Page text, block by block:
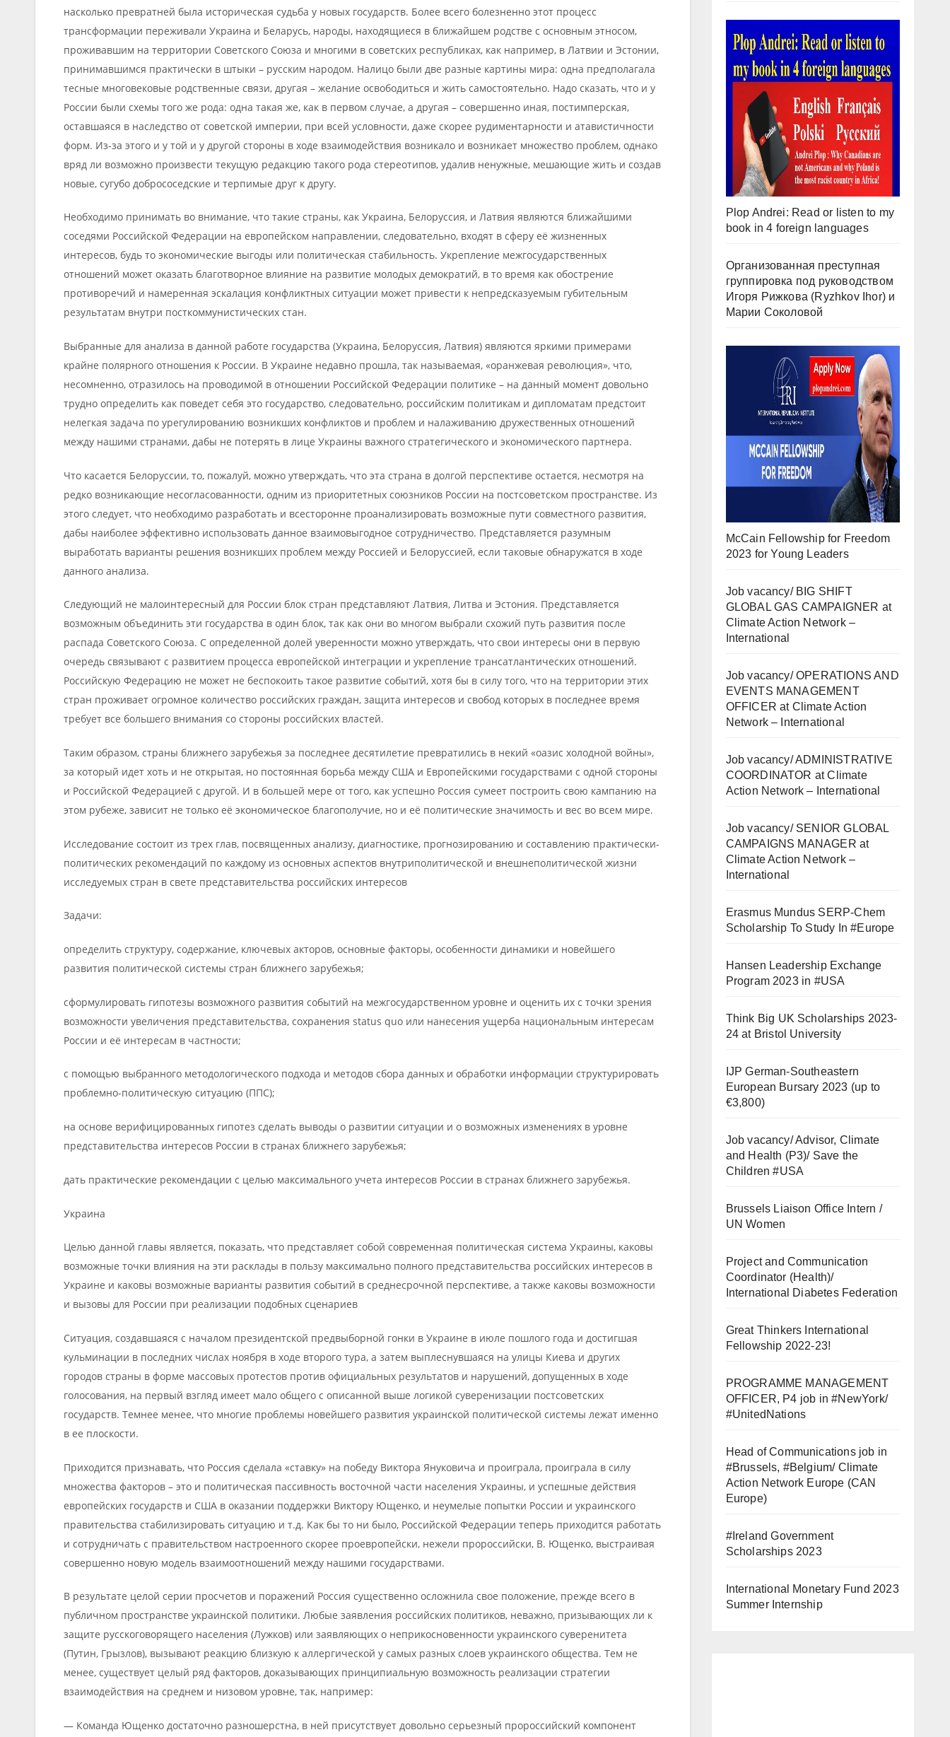
насколько превратней была историческая судьба у новых государств. Более всего болезненно этот процесс
трансформации переживали Украина и Беларусь, народы, находящиеся в ближайшем родстве с основным этносом,
проживавшим на территории Советского Союза и многими в советских республиках, как например, в Латвии и Эстонии,
принимавшимся практически в штыки – русским народом. Налицо были две разные картины мира: одна предполагала
тесные многовековые родственные связи, другая – желание освободиться и жить самостоятельно. Надо сказать, что и у
России были схемы того же рода: одна такая же, как в первом случае, а другая – совершенно иная, постимперская,
оставшаяся в наследство от советской империи, при всей условности, даже скорее рудиментарности и атавистичности
форм. Из-за этого и у той и у другой стороны в ходе взаимодействия возникало и возникает множество проблем, однако
вряд ли возможно произвести текущую редакцию такого рода стереотипов, удалив ненужные, мешающие жить и создав
новые, сугубо добрососедские и терпимые друг к другу.
Необходимо принимать во внимание, что такие страны, как Украина, Белоруссия, и Латвия являются ближайшими
соседями Российской Федерации на европейском направлении, следовательно, входят в сферу её жизненных
интересов, будь то экономические выгоды или политическая стабильность. Укрепление межгосударственных
отношений может оказать благотворное влияние на развитие молодых демократий, в то время как обострение
противоречий и намеренная эскалация конфликтных ситуации может привести к непредсказуемым губительным
результатам внутри посткоммунистических стан.
Выбранные для анализа в данной работе государства (Украина, Белоруссия, Латвия) являются яркими примерами
крайне полярного отношения к России. В Украине недавно прошла, так называемая, «оранжевая революция», что,
несомненно, отразилось на проводимой в отношении Российской Федерации политике – на данный момент довольно
трудно определить как поведет себя это государство, следовательно, российским политикам и дипломатам предстоит
нелегкая задача по урегулированию возникших конфликтов и проблем и налаживанию дружественных отношений
между нашими странами, дабы не потерять в лице Украины важного стратегического и экономического партнера.
Что касается Белоруссии, то, пожалуй, можно утверждать, что эта страна в долгой перспективе остается, несмотря на
редко возникающие несогласованности, одним из приоритетных союзников России на постсоветском пространстве. Из
этого следует, что необходимо разработать и всесторонне проанализировать возможные пути совместного развития,
дабы наиболее эффективно использовать данное взаимовыгодное сотрудничество. Представляется разумным
выработать варианты решения возникших проблем между Россией и Белоруссией, если таковые обнаружатся в ходе
данного анализа.
Следующий не малоинтересный для России блок стран представляют Латвия, Литва и Эстония. Представляется
возможным объединить эти государства в один блок, так как они во многом выбрали схожий путь развития после
распада Советского Союза. С определенной долей уверенности можно утверждать, что свои интересы они в первую
очередь связывают с развитием процесса европейской интеграции и укрепление трансатлантических отношений.
Российскую Федерацию не может не беспокоить такое развитие событий, хотя бы в силу того, что на территории этих
стран проживает огромное количество российских граждан, защита интересов и свобод которых в последнее время
требует все большего внимания со стороны российских властей.
Таким образом, страны ближнего зарубежья за последнее десятилетие превратились в некий «оазис холодной войны»,
за который идет хоть и не открытая, но постоянная борьба между США и Европейскими государствами с одной стороны
и Российской Федерацией с другой. И в большей мере от того, как успешно Россия сумеет построить свою кампанию на
этом рубеже, зависит не только её экономическое благополучие, но и её политические значимость и вес во всем мире.
Исследование состоит из трех глав, посвященных анализу, диагностике, прогнозированию и составлению практически-
политических рекомендаций по каждому из основных аспектов внутриполитической и внешнеполитической жизни
исследуемых стран в свете представительства российских интересов
Задачи:
определить структуру, содержание, ключевых акторов, основные факторы, особенности динамики и новейшего
развития политической системы стран ближнего зарубежья;
сформулировать гипотезы возможного развития событий на межгосударственном уровне и оценить их с точки зрения
возможности увеличения представительства, сохранения status quo или нанесения ущерба национальным интересам
России и её интересам в частности;
с помощью выбранного методологического подхода и методов сбора данных и обработки информации структурировать
проблемно-политическую ситуацию (ППС);
на основе верифицированных гипотез сделать выводы о развитии ситуации и о возможных изменениях в уровне
представительства интересов России в странах ближнего зарубежья;
дать практические рекомендации с целью максимального учета интересов России в странах ближнего зарубежья.
Украина
Целью данной главы является, показать, что представляет собой современная политическая система Украины, каковы
возможные точки влияния на эти расклады в пользу максимально полного представительства российских интересов в
Украине и каковы возможные варианты развития событий в среднесрочной перспективе, а также каковы возможности
и вызовы для России при реализации подобных сценариев
Ситуация, создавшаяся с началом президентской предвыборной гонки в Украине в июле пошлого года и достигшая
кульминации в последних числах ноября в ходе второго тура, а затем выплеснувшаяся на улицы Киева и других
городов страны в форме массовых протестов против официальных результатов и нарушений, допущенных в ходе
голосования, на первый взгляд имеет мало общего с описанной выше логикой суверенизации постсоветских
государств. Темнее менее, что многие проблемы новейшего развития украинской политической системы лежат именно
в ее плоскости.
Приходится признавать, что Россия сделала «ставку» на победу Виктора Януковича и проиграла, проиграла в силу
множества факторов – это и политическая пассивность восточной части населения Украины, и успешные действия
европейских государств и США в оказании поддержки Виктору Ющенко, и неумелые попытки России и украинского
правительства стабилизировать ситуацию и т.д. Как бы то ни было, Российской Федерации теперь приходится работать
и сотрудничать с правительством настроенного скорее проевропейски, нежели пророссийски, В. Ющенко, выстраивая
совершенно новую модель взаимоотношений между нашими государствами.
В результате целой серии просчетов и поражений Россия существенно осложнила свое положение, прежде всего в
публичном пространстве украинской политики. Любые заявления российских политиков, неважно, призывающих ли к
защите русскоговорящего населения (Лужков) или заявляющих о неприкосновенности украинского суверенитета
(Путин, Грызлов), вызывают реакцию близкую к аллергической у самых разных слоев украинского общества. Тем не
менее, существует целый ряд факторов, доказывающих принципиальную возможность реализации стратегии
взаимодействия на среднем и низовом уровне, так, например:
— Команда Ющенко достаточно разношерстна, в ней присутствует довольно серьезный пророссийский компонент
Plop Andrei: Read or listen to my
book in 4 foreign languages
Организованная преступная
группировка под руководством
Игоря Рижкова (Ryzhkov Ihor) и
Марии Соколовой
McCain Fellowship for Freedom
2023 for Young Leaders
Job vacancy/ BIG SHIFT
GLOBAL GAS CAMPAIGNER at
Climate Action Network –
International
Job vacancy/ OPERATIONS AND
EVENTS MANAGEMENT
OFFICER at Climate Action
Network – International
Job vacancy/ ADMINISTRATIVE
COORDINATOR at Climate
Action Network – International
Job vacancy/ SENIOR GLOBAL
CAMPAIGNS MANAGER at
Climate Action Network –
International
Erasmus Mundus SERP-Chem
Scholarship To Study In #Europe
Hansen Leadership Exchange
Program 2023 in #USA
Think Big UK Scholarships 2023-
24 at Bristol University
IJP German-Southeastern
European Bursary 2023 (up to
€3,800)
Job vacancy/ Advisor, Climate
and Health (P3)/ Save the
Children #USA
Brussels Liaison Office Intern /
UN Women
Project and Communication
Coordinator (Health)/
International Diabetes Federation
Great Thinkers International
Fellowship 2022-23!
PROGRAMME MANAGEMENT
OFFICER, P4 job in #NewYork/
#UnitedNations
Head of Communications job in
#Brussels, #Belgium/ Climate
Action Network Europe (CAN
Europe)
#Ireland Government
Scholarships 2023
International Monetary Fund 2023
Summer Internship